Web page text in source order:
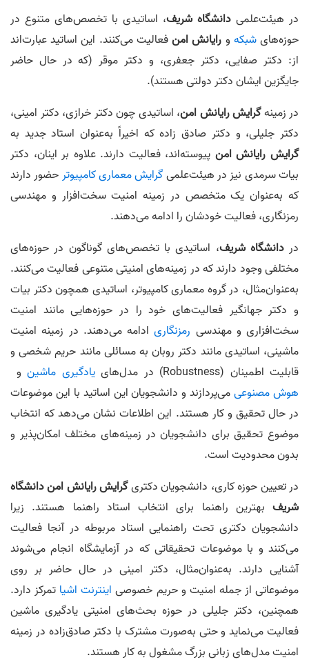
در هیئت‌علمی دانشگاه شریف، اساتیدی با تخصص‌های متنوع در
حوزه‌هایشبکه و رایانش امنفعالیت می‌کنند. این اساتید عبارت‌اند
از: دکتر صفایی، دکتر جعفری، و دکتر موقر (که در حال حاضر
جایگزین ایشان دکتر دولتی هستند).
در زمینه‌گرایشرایانش امن، اساتیدی چون دکتر خرازی، دکتر امینی،
دکتر جلیلی، و دکتر صادق‌ زاده که اخیراً به‌عنوان استاد جدید به
گرایش رایانش امن پیوسته‌اند، فعالیت دارند. علاوه بر اینان، دکتر
بیات سرمدی نیز در هیئت‌علمیگرایش معماری کامپیوترحضور دارند
که به‌عنوان یک متخصص در زمینه امنیت سخت‌افزار و مهندسی
رمزنگاری، فعالیت خودشان را ادامه می‌دهند.
دردانشگاه شریف، اساتیدی با تخصص‌های گوناگون در حوزه‌های
مختلفی وجود دارند که در زمینه‌های امنیتی متنوعی فعالیت می‌کنند.
به‌عنوان‌مثال، در گروه معماری کامپیوتر، اساتیدی همچون دکتر بیات
و دکتر جهانگیر فعالیت‌های خود را در حوزه‌هایی مانند امنیت
سخت‌افزاری و مهندسی رمزنگاریادامه می‌دهند. در زمینه امنیت
ماشینی، اساتیدی مانند دکتر روبان به مسائلی مانند حریم شخصی و
قابلیت اطمینان (Robustness) در مدل‌های
یادگیری ماشین و
هوش مصنوعیمی‌پردازند و دانشجویان این اساتید با این موضوعات
در حال تحقیق و کار هستند. این اطلاعات نشان می‌دهد که انتخاب
موضوع تحقیق برای دانشجویان در زمینه‌های مختلف امکان‌پذیر و
بدون محدودیت است.
در تعیین حوزه کاری، دانشجویان دکتریگرایش رایانش امندانشگاه
شریف بهترین راهنما برای انتخاب استاد راهنما هستند. زیرا
دانشجویان دکتری تحت راهنمایی استاد مربوطه در آنجا فعالیت
می‌کنند و با موضوعات تحقیقاتی که در آزمایشگاه انجام می‌شوند
آشنایی دارند. به‌عنوان‌مثال، دکتر امینی در حال حاضر بر روی
موضوعاتی از جمله امنیت و حریم خصوصی اینترنت اشیا تمرکز دارد.
همچنین، دکتر جلیلی در حوزه بحث‌های امنیتی یادگیری ماشین
فعالیت می‌نماید و حتی به‌صورت مشترک با دکتر صادق‌زاده در زمینه
امنیت مدل‌های زبانی بزرگ مشغول به کار هستند.